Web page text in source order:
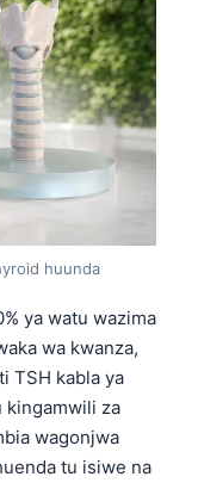
huunda
ya watu wazima
wa kwanza,
TSH kabla ya
kingamwili za
wagonjwa
tu isiwe na